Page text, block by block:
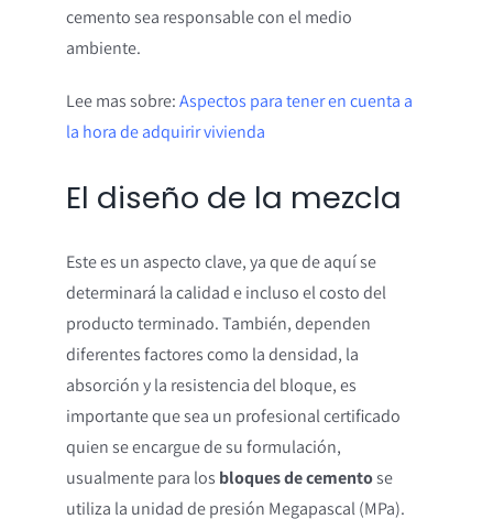
cemento sea responsable con el medio
ambiente.
Lee mas sobre:Aspectos para tener en cuenta a
la hora de adquirir vivienda
El diseño de la mezcla
Este es un aspecto clave, ya que de aquí se
determinará la calidad e incluso el costo del
producto terminado. También, dependen
diferentes factores como la densidad, la
absorción y la resistencia del bloque, es
importante que sea un profesional certificado
quien se encargue de su formulación,
usualmente para los bloques de cementose
utiliza la unidad de presión Megapascal (MPa).